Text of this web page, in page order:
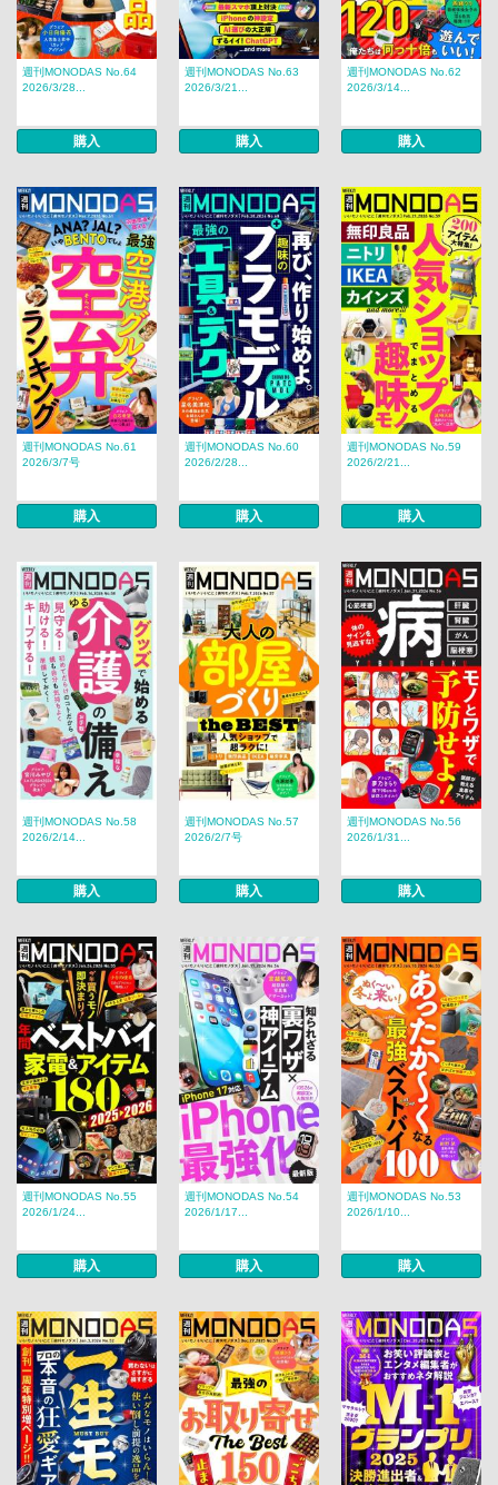
週刊MONODAS No.64
2026/3/28...
購入
週刊MONODAS No.63
2026/3/21...
購入
週刊MONODAS No.62
2026/3/14...
購入
週刊MONODAS No.61
2026/3/7号
購入
週刊MONODAS No.60
2026/2/28...
購入
週刊MONODAS No.59
2026/2/21...
購入
週刊MONODAS No.58
2026/2/14...
購入
週刊MONODAS No.57
2026/2/7号
購入
週刊MONODAS No.56
2026/1/31...
購入
週刊MONODAS No.55
2026/1/24...
購入
週刊MONODAS No.54
2026/1/17...
購入
週刊MONODAS No.53
2026/1/10...
購入